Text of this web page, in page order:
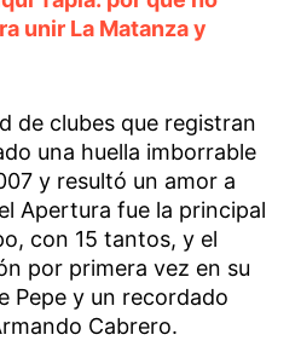
unir La Matanza y
de clubes que registran
una huella imborrable
y resultó un amor a
Apertura fue la principal
con 15 tantos, y el
por primera vez en su
Pepe y un recordado
Cabrero.